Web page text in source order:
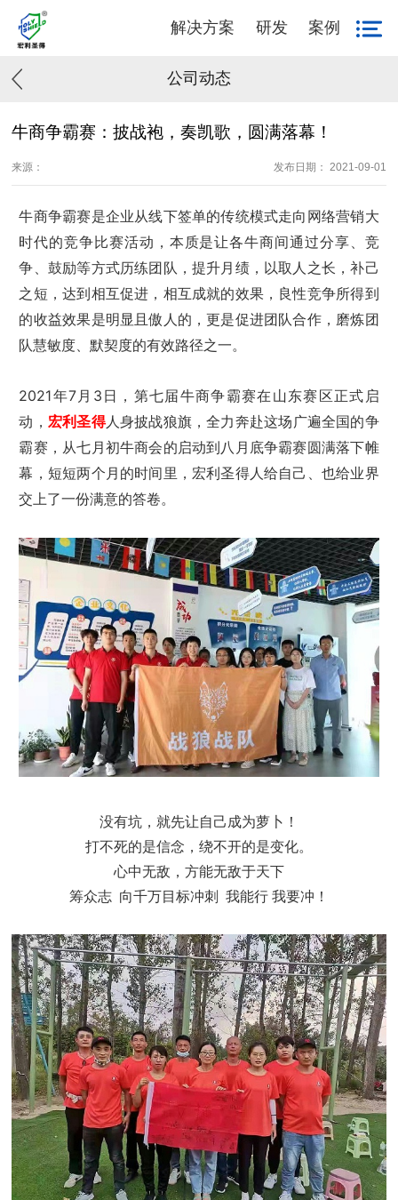
解决方案 研发 案例
公司动态
牛商争霸赛：披战袍，奏凯歌，圆满落幕！
来源： 发布日期： 2021-09-01
牛商争霸赛是企业从线下签单的传统模式走向网络营销大
时代的竞争比赛活动，本质是让各牛商间通过分享、竞
争、鼓励等方式历练团队，提升月绩，以取人之长，补己
之短，达到相互促进，相互成就的效果，良性竞争所得到
的收益效果是明显且傲人的，更是促进团队合作，磨炼团
队慧敏度、默契度的有效路径之一。
2021年7月3日，第七届牛商争霸赛在山东赛区正式启
动， 宏利圣得人身披战狼旗，全力奔赴这场广遍全国的争
霸赛，从七月初牛商会的启动到八月底争霸赛圆满落下帷
幕，短短两个月的时间里，宏利圣得人给自己、也给业界
交上了一份满意的答卷。
没有坑，就先让自己成为萝卜！
打不死的是信念，绕不开的是变化。
心中无敌，方能无敌于天下
筹众志 向千万目标冲刺 我能行 我要冲！